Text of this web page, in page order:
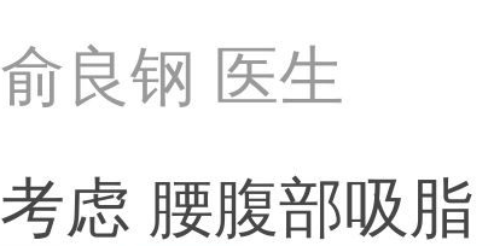
俞良钢 医生
考虑 腰腹部吸脂